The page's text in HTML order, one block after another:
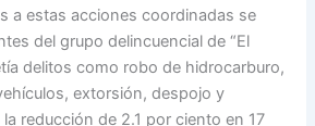
a estas acciones coordinadas se
del grupo delincuencial de “El
delitos como robo de hidrocarburo,
extorsión, despojo y
reducción de 2.1 por ciento en 17